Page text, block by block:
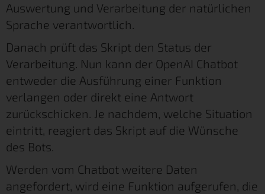
Auswertung und Verarbeitung der natürlichen
Sprache verantwortlich.
Danach prüft das Skript den Status der
Verarbeitung. Nun kann der OpenAI Chatbot
entweder die Ausführung einer Funktion
verlangen oder direkt eine Antwort
zurückschicken. Je nachdem, welche Situation
eintritt, reagiert das Skript auf die Wünsche
des Bots.
Werden vom Chatbot weitere Daten
angefordert, wird eine Funktion aufgerufen, die